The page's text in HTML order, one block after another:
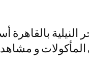
بالقاهرة
و